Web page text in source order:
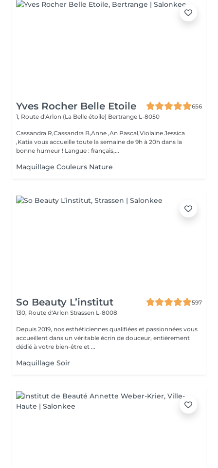
Yves Rocher Belle Etoile
656
1, Route d'Arlon (La Belle étoile) Bertrange L-8050
Cassandra R,Cassandra B,Anne ,An Pascal,Violaine Jessica
,Katia vous accueille toute la semaine de 9h à 20h dans la
bonne humeur ! Langue : français,...
Maquillage Couleurs Nature
So Beauty L’institut
597
130, Route d'Arlon Strassen L-8008
Depuis 2019, nos esthéticiennes qualifiées et passionnées vous
accueillent dans un véritable écrin de douceur, entièrement
dédié à votre bien-être et ...
Maquillage Soir